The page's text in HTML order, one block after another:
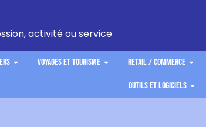
activité ou service
Voyages et Tourisme Retail / Commerce
Outils et Logiciels